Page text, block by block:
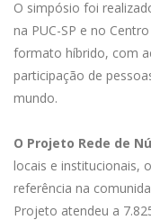
O simpósio foi
na PUC-SP e no
formato híbrido, com
participação de
mundo.
O Projeto Rede de
locais e institucionais,
referência na
Projeto atendeu a